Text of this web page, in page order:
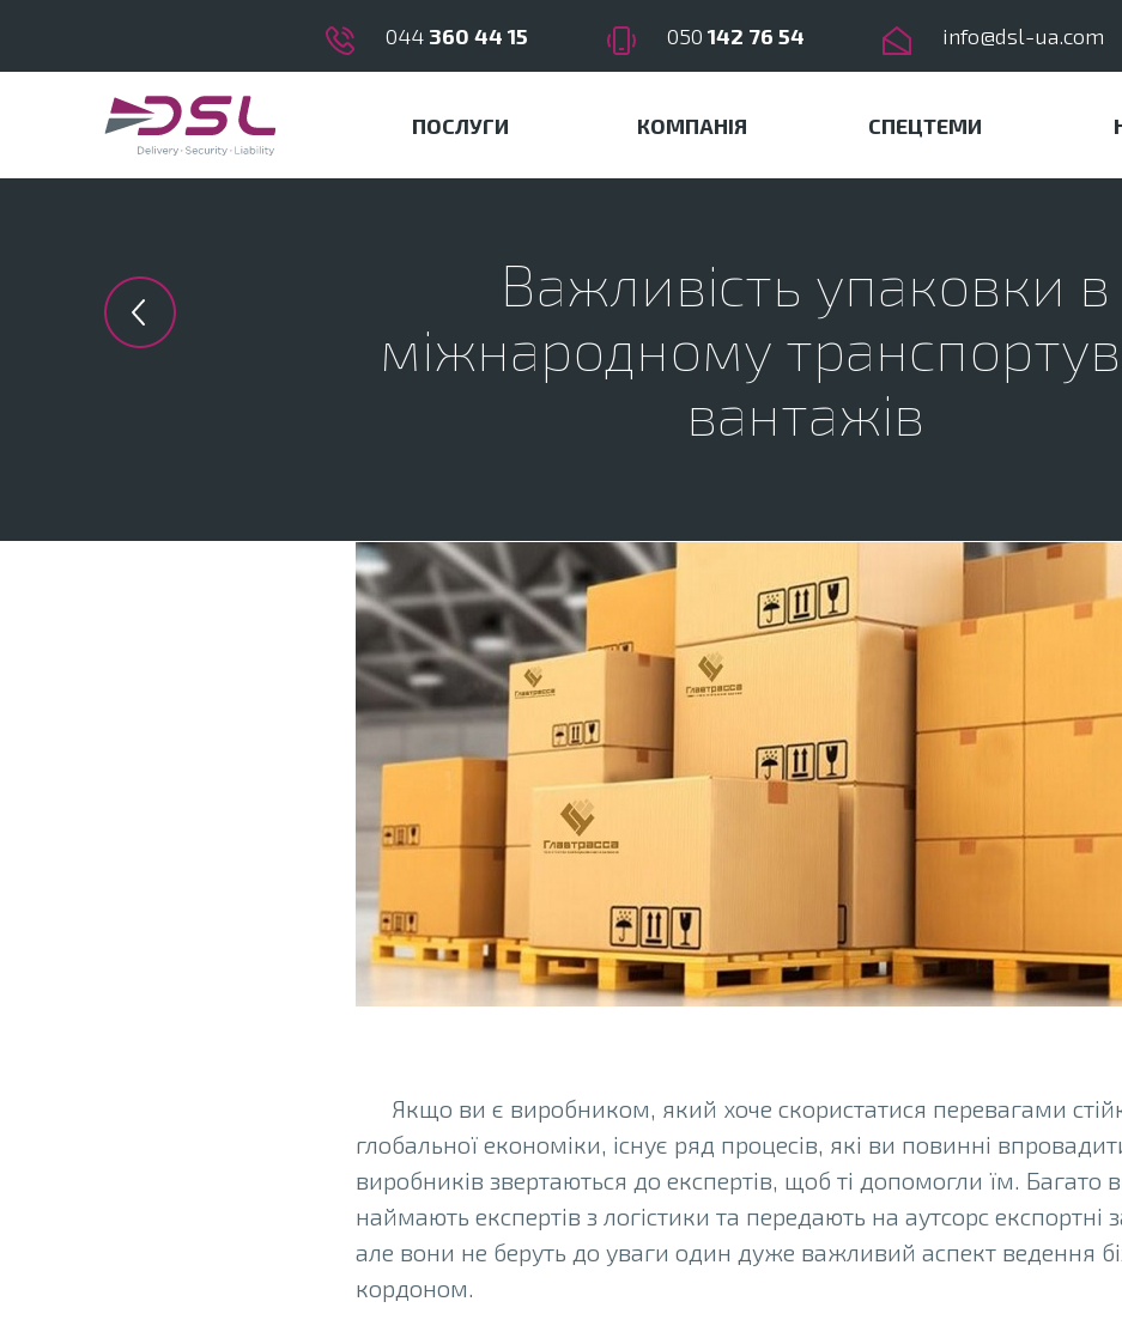
044 360 44 15 050 142 76 54 info@dsl-ua.com
ПОСЛУГИ КОМПАНІЯ СПЕЦТЕМИ
Важливість упаковки в
міжнародному
вантажів
Якщо ви є виробником, який хоче скористатися перевагами
глобальної економіки, існує ряд процесів, які ви повинні
виробників звертаються до експертів, щоб ті допомогли їм. Багато
наймають експертів з логістики та передають на аутсорс експортні
але вони не беруть до уваги один дуже важливий аспект ведення
кордоном.